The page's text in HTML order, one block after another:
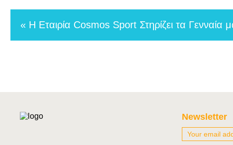
« Η Εταιρία Cosmos Sport Στηρίζει τα Γενναία
Newsletter